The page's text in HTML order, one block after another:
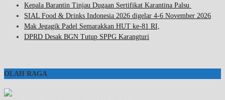
Kepala Barantin Tinjau Dugaan Sertifikat Karantina Palsu
SIAL Food & Drinks Indonesia 2026 digelar 4-6 November 2026
Mak Jegagik Padel Semarakkan HUT ke-81 RI,
DPRD Desak BGN Tutup SPPG Karangturi
OLAH RAGA